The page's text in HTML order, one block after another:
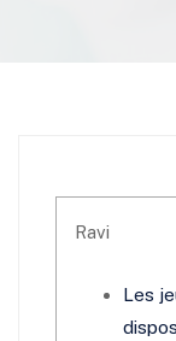
Ravi
Les